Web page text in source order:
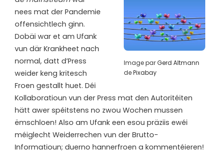
Image parGerd Altmann
dePixabay
nees mat der Pandemie
offensichtlech ginn.
Dobäi war et am Ufank
vun där Krankheet nach
normal, datt d’Press
weider keng kritesch
Froen gestallt huet. Déi
Kollaboratioun vun der Press mat den Autoritéiten
hätt awer spéitstens no zwou Wochen mussen
ëmschloen! Also am Ufank een esou präziis ewéi
méiglecht Weiderrechen vun der Brutto-
Informatioun; duerno hannerfroen a kommentéieren!